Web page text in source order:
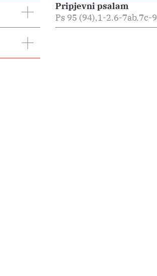
Pripjevni psalam
Ps 95 (94),1-2.6-7ab.7c-9